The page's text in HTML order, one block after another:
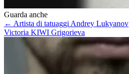
Guarda anche
← Artista di tatuaggi Andrey Lukyanov
Victoria KIWI Grigorieva